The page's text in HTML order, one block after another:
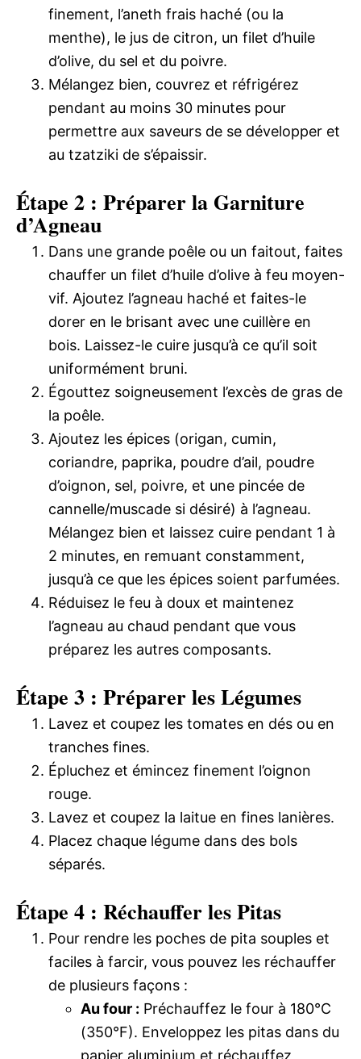
finement, l’aneth frais haché (ou la
menthe), le jus de citron, un filet d’huile
d’olive, du sel et du poivre.
Mélangez bien, couvrez et réfrigérez
pendant au moins 30 minutes pour
permettre aux saveurs de se développer et
au tzatziki de s’épaissir.
Étape 2 : Préparer la Garniture
d’Agneau
Dans une grande poêle ou un faitout, faites
chauffer un filet d’huile d’olive à feu moyen-
vif. Ajoutez l’agneau haché et faites-le
dorer en le brisant avec une cuillère en
bois. Laissez-le cuire jusqu’à ce qu’il soit
uniformément bruni.
Égouttez soigneusement l’excès de gras de
la poêle.
Ajoutez les épices (origan, cumin,
coriandre, paprika, poudre d’ail, poudre
d’oignon, sel, poivre, et une pincée de
cannelle/muscade si désiré) à l’agneau.
Mélangez bien et laissez cuire pendant 1 à
2 minutes, en remuant constamment,
jusqu’à ce que les épices soient parfumées.
Réduisez le feu à doux et maintenez
l’agneau au chaud pendant que vous
préparez les autres composants.
Étape 3 : Préparer les Légumes
Lavez et coupez les tomates en dés ou en
tranches fines.
Épluchez et émincez finement l’oignon
rouge.
Lavez et coupez la laitue en fines lanières.
Placez chaque légume dans des bols
séparés.
Étape 4 : Réchauffer les Pitas
Pour rendre les poches de pita souples et
faciles à farcir, vous pouvez les réchauffer
de plusieurs façons :
Au four : Préchauffez le four à 180°C
(350°F). Enveloppez les pitas dans du
papier aluminium et réchauffez